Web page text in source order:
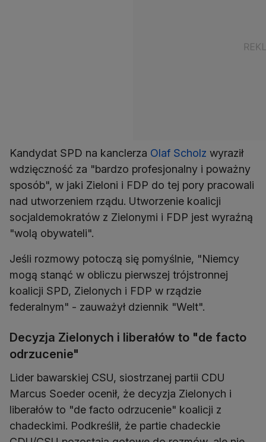
Kandydat SPD na kanclerza Olaf Scholz wyraził
wdzięczność za "bardzo profesjonalny i poważny
sposób", w jaki Zieloni i FDP do tej pory pracowali
nad utworzeniem rządu. Utworzenie koalicji
socjaldemokratów z Zielonymi i FDP jest wyraźną
"wolą obywateli".
Jeśli rozmowy potoczą się pomyślnie, "Niemcy
mogą stanąć w obliczu pierwszej trójstronnej
koalicji SPD, Zielonych i FDP w rządzie
federalnym" - zauważył dziennik "Welt".
Decyzja Zielonych i liberałów to "de facto
odrzucenie"
Lider bawarskiej CSU, siostrzanej partii CDU
Marcus Soeder ocenił, że decyzja Zielonych i
liberałów to "de facto odrzucenie" koalicji z
chadeckimi. Podkreślił, że partie chadeckie